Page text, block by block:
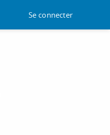
Se connecter